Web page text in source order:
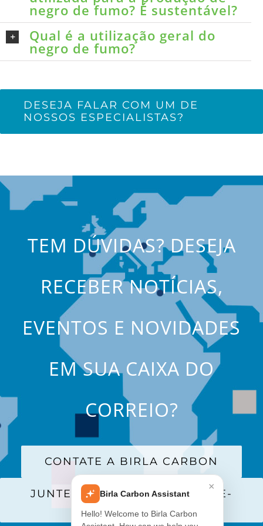
negro de fumo? É sustentável?
Qual é a utilização geral do
negro de fumo?
DESEJA FALAR COM UM DE
NOSSOS ESPECIALISTAS?
TEM DÚVIDAS? DESEJA
RECEBER NOTÍCIAS,
EVENTOS E NOVIDADES
EM SUA CAIXA DO
CORREIO?
CONTATE A BIRLA CARBON
JUNTE-SE A NOSSA LISTA DE E-
×
Birla Carbon Assistant
Hello! Welcome to Birla Carbon